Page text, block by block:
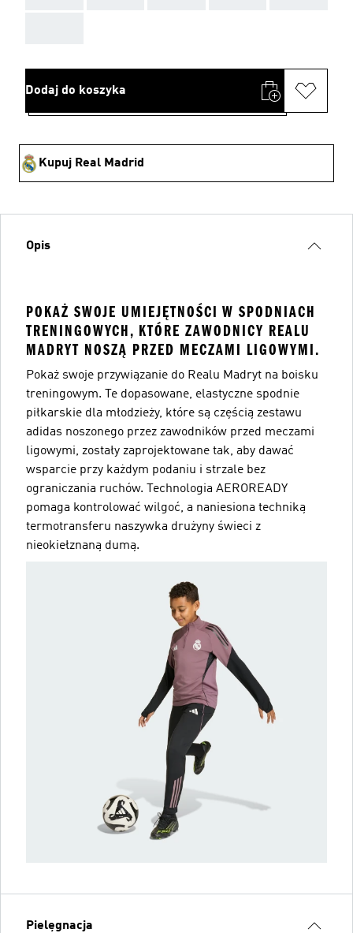
Dodaj do koszyka
Kupuj Real Madrid
Opis
POKAŻ SWOJE UMIEJĘTNOŚCI W SPODNIACH
TRENINGOWYCH, KTÓRE ZAWODNICY REALU
MADRYT NOSZĄ PRZED MECZAMI LIGOWYMI.
Pokaż swoje przywiązanie do Realu Madryt na boisku
treningowym. Te dopasowane, elastyczne spodnie
piłkarskie dla młodzieży, które są częścią zestawu
adidas noszonego przez zawodników przed meczami
ligowymi, zostały zaprojektowane tak, aby dawać
wsparcie przy każdym podaniu i strzale bez
ograniczania ruchów. Technologia AEROREADY
pomaga kontrolować wilgoć, a naniesiona techniką
termotransferu naszywka drużyny świeci z
nieokiełznaną dumą.
Pielęgnacja